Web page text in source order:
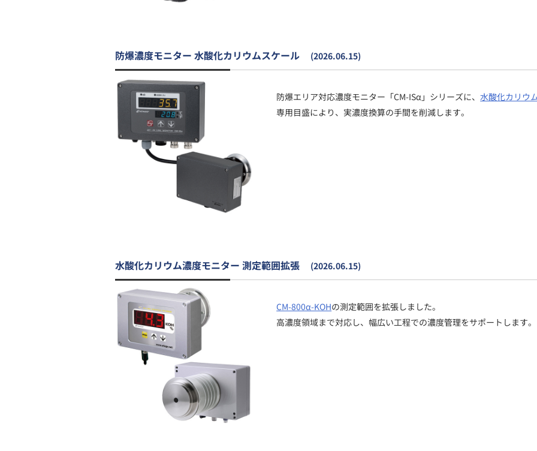
防爆濃度モニター 水酸化カリウムスケール (2026.06.15)
防爆エリア対応濃度モニター「CM-ISα」シリーズに、水酸化カリウ
専用目盛により、実濃度換算の手間を削減します。
水酸化カリウム濃度モニター 測定範囲拡張 (2026.06.15)
CM-800α-KOHの測定範囲を拡張しました。
高濃度領域まで対応し、幅広い工程での濃度管理をサポートします。